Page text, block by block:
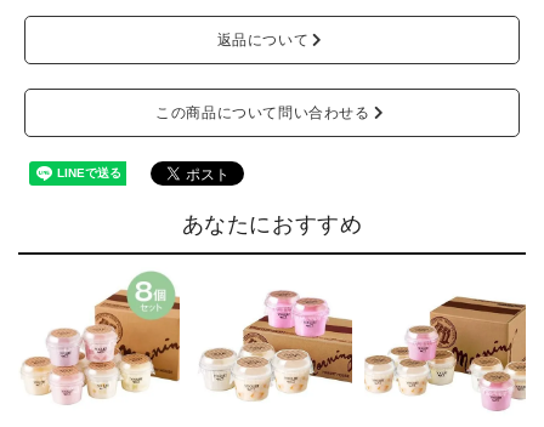
返品について
この商品について問い合わせる
あなたにおすすめ